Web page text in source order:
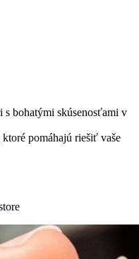
bohatými skúsenosťami v
pomáhajú riešiť vaše